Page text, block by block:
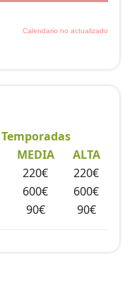
Temporadas
MEDIA
ALTA
220€
220€
600€
600€
90€ 90€